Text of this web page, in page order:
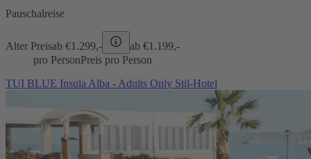
Pauschalreise
Alter Preisab €1.299,- ab €1.199,-
pro PersonPreis pro Person
TUI BLUE Insula Alba - Adults Only Stil-Hotel